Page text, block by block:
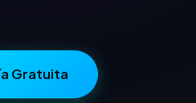
Gratuita